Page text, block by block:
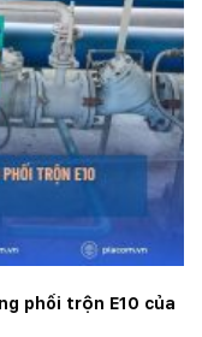
phối trộn E10 của